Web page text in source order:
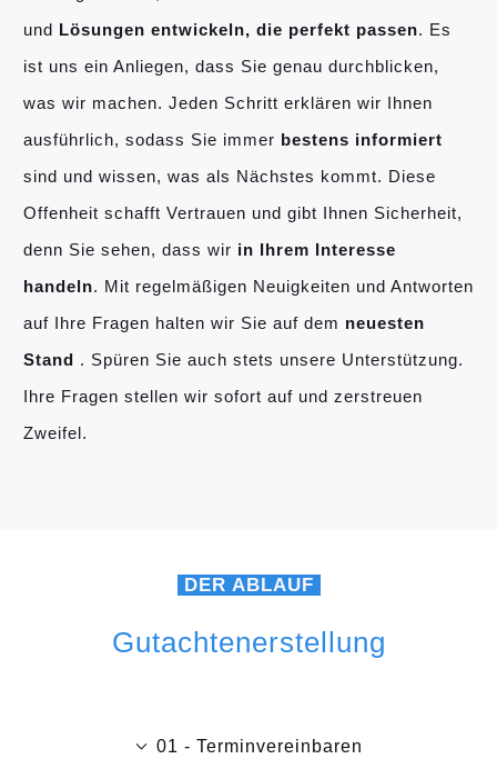
und Lösungen entwickeln, die perfekt passen. Es
ist uns ein Anliegen, dass Sie genau durchblicken,
was wir machen. Jeden Schritt erklären wir Ihnen
ausführlich, sodass Sie immer bestens informiert
sind und wissen, was als Nächstes kommt. Diese
Offenheit schafft Vertrauen und gibt Ihnen Sicherheit,
denn Sie sehen, dass wir in Ihrem Interesse
handeln. Mit regelmäßigen Neuigkeiten und Antworten
auf Ihre Fragen halten wir Sie auf dem neuesten
Stand . Spüren Sie auch stets unsere Unterstützung.
Ihre Fragen stellen wir sofort auf und zerstreuen
Zweifel.
DER ABLAUF
Gutachtenerstellung
01 - Terminvereinbaren